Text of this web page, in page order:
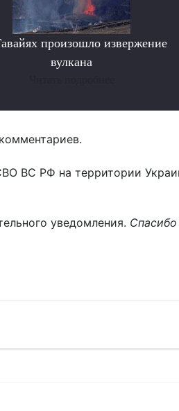
произошло извержение
вулкана
ВС РФ на территории
уведомления.